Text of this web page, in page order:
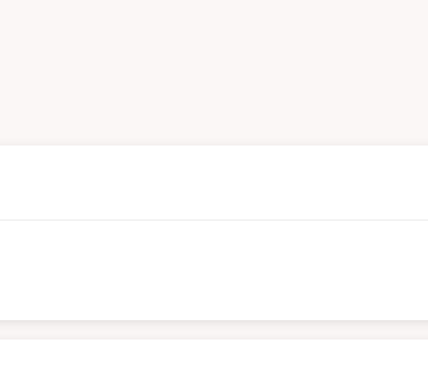
vitamínica e mineral, e a importância da
nutricional e cuidados essenciais durante